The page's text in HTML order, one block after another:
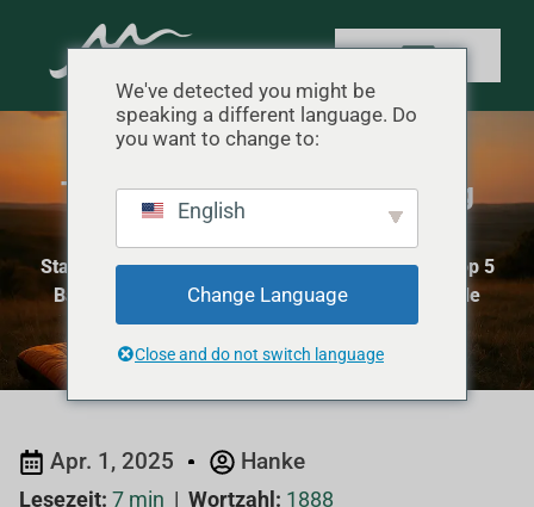
Top 5 Backpacking Umschlag
Schlafsäcke für Reisende
Startseite"Campingausrüstung Bewertungen
Top 5
Backpacking Umschlag Schlafsäcke für Reisende
Apr. 1, 2025 Hanke
Lesezeit: 7 min | Wortzahl: 1888
We've detected you might be
speaking a different language. Do
you want to change to:
English
Change Language
Close and do not switch language